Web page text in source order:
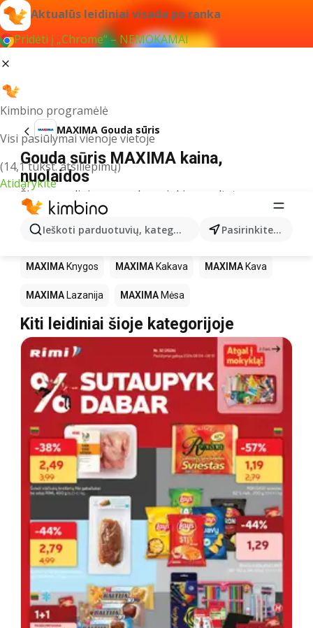
Aktualūs leidiniai visada po ranka
Pridėti į „Chrome“ – NEMOKAMAI
Kimbino programėlė
Visi pasiūlymai vienoje vietoje
(14,1 tūkst. atsiliepimų)
Atidarykite
Ieškoti parduotuvių, kategorijų, produktų... Pasirinkite miestą
MAXIMA Gouda sūris
Gouda sūris MAXIMA kaina,
nuolaidos
Šiuo pavadinimu neradome jokių rezultatų
Kiti produktai parduotuvėse MAXIMA
MAXIMA LEGO MAXIMA Gėrimai MAXIMA
MAXIMA Knygos MAXIMA Kakava MAXIMA Kava
MAXIMA Lazanija MAXIMA Mėsa
Kiti leidiniai šioje kategorijoje